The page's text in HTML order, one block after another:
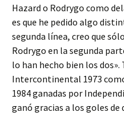
Hazard o Rodrygo como
es que he pedido algo
segunda línea, creo que
Rodrygo en la segunda
lo han hecho bien los dos».
Intercontinental 1973
1984 ganadas por
ganó gracias a los goles de